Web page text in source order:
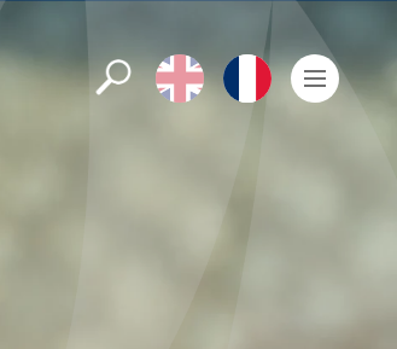
RechercherEnglishFrançais